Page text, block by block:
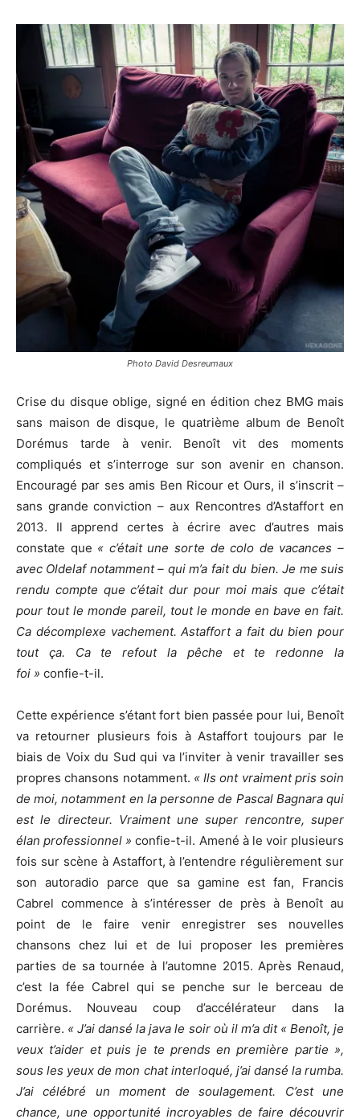
Photo David Desreumaux
Crise du disque oblige, signé en édition chez BMG mais
sans maison de disque, le quatrième album de Benoît
Dorémus tarde à venir. Benoît vit des moments
compliqués et s’interroge sur son avenir en chanson.
Encouragé par ses amis Ben Ricour et Ours, il s’inscrit –
sans grande conviction – aux Rencontres d’Astaffort en
2013. Il apprend certes à écrire avec d’autres mais
constate que « c’était une sorte de colo de vacances –
avec Oldelaf notamment – qui m’a fait du bien. Je me suis
rendu compte que c’était dur pour moi mais que c’était
pour tout le monde pareil, tout le monde en bave en fait.
Ca décomplexe vachement. Astaffort a fait du bien pour
tout ça. Ca te refout la pêche et te redonne la
foi » confie-t-il.
Cette expérience s’étant fort bien passée pour lui, Benoît
va retourner plusieurs fois à Astaffort toujours par le
biais de Voix du Sud qui va l’inviter à venir travailler ses
propres chansons notamment. « Ils ont vraiment pris soin
de moi, notamment en la personne de Pascal Bagnara qui
est le directeur. Vraiment une super rencontre, super
élan professionnel » confie-t-il. Amené à le voir plusieurs
fois sur scène à Astaffort, à l’entendre régulièrement sur
son autoradio parce que sa gamine est fan, Francis
Cabrel commence à s’intéresser de près à Benoît au
point de le faire venir enregistrer ses nouvelles
chansons chez lui et de lui proposer les premières
parties de sa tournée à l’automne 2015. Après Renaud,
c’est la fée Cabrel qui se penche sur le berceau de
Dorémus. Nouveau coup d’accélérateur dans la
carrière. « J’ai dansé la java le soir où il m’a dit « Benoît, je
veux t’aider et puis je te prends en première partie »,
sous les yeux de mon chat interloqué, j’ai dansé la rumba.
J’ai célébré un moment de soulagement. C’est une
chance, une opportunité incroyables de faire découvrir